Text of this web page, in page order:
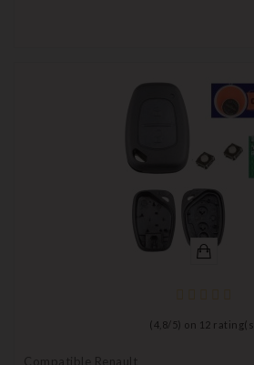
( 4,8/ 5) on 12
Compatible Renault